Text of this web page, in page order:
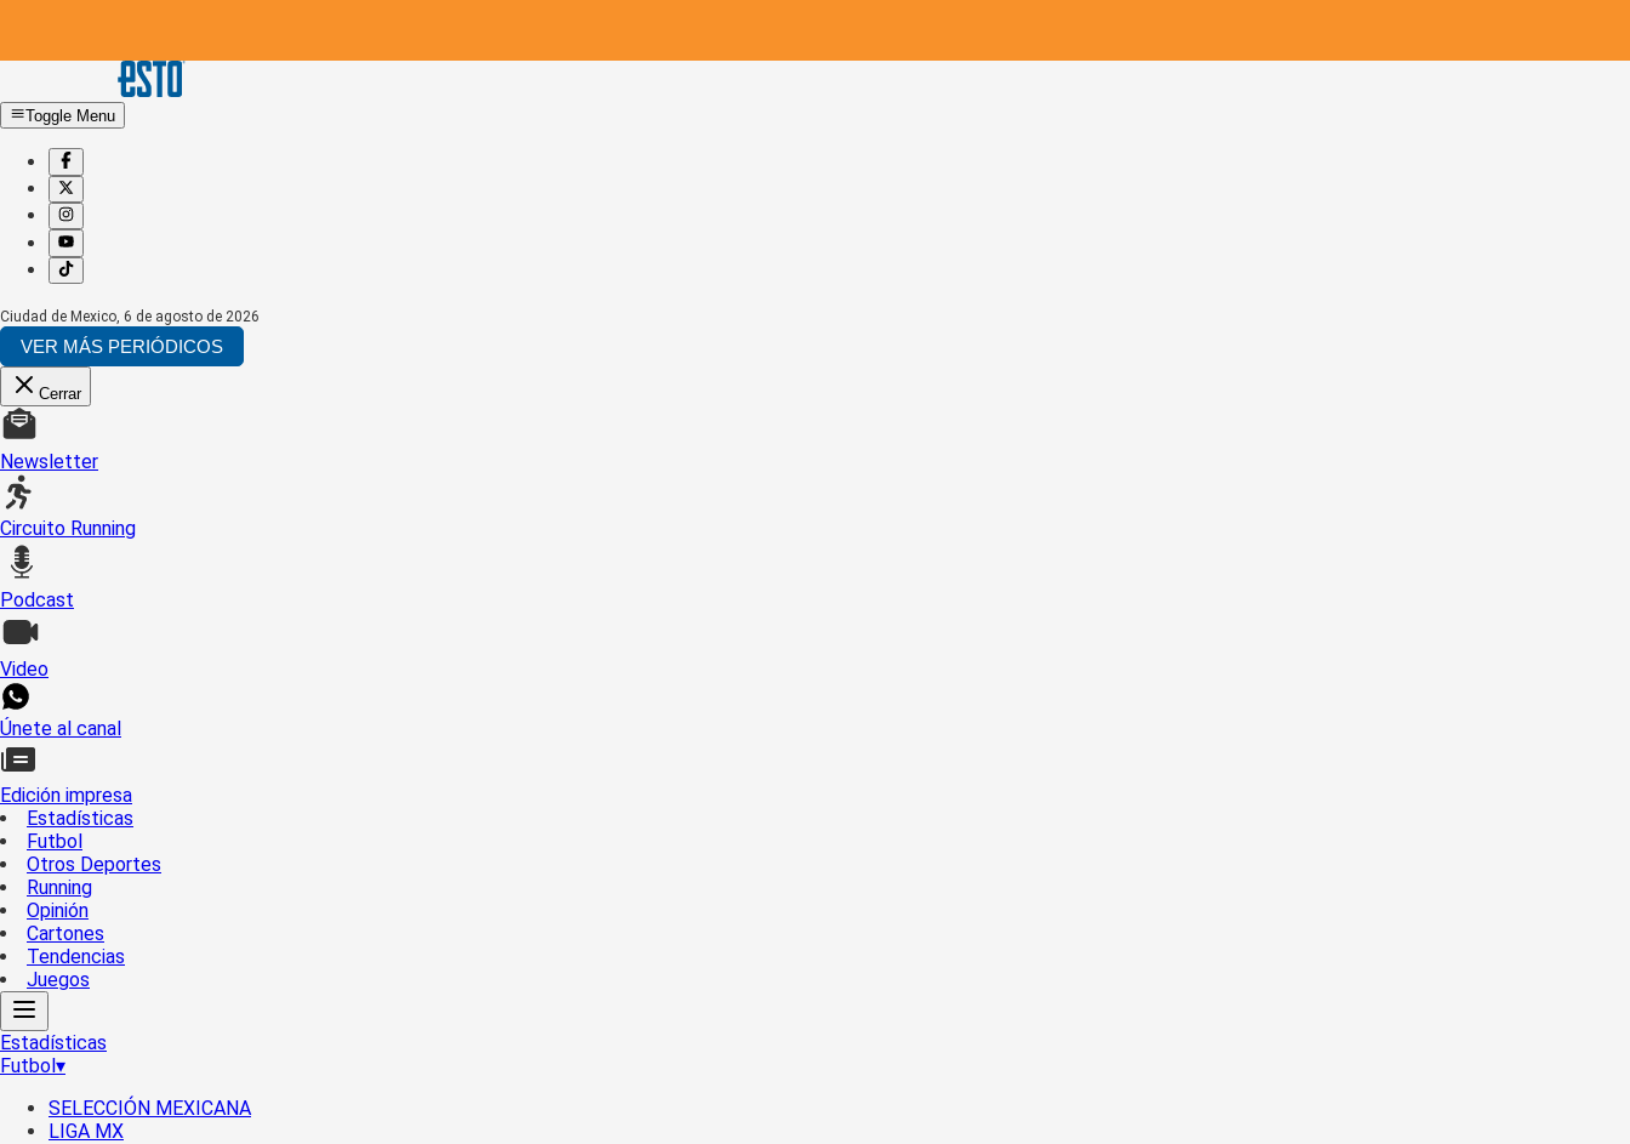
Toggle Menu
Ciudad de Mexico, 6 de agosto de 2026
VER MÁS PERIÓDICOS
Cerrar
Newsletter
Circuito Running
Podcast
Video
Únete al canal
Edición impresa
Estadísticas
Futbol
Otros Deportes
Running
Opinión
Cartones
Tendencias
Juegos
Estadísticas
Futbol▾
SELECCIÓN MEXICANA
LIGA MX